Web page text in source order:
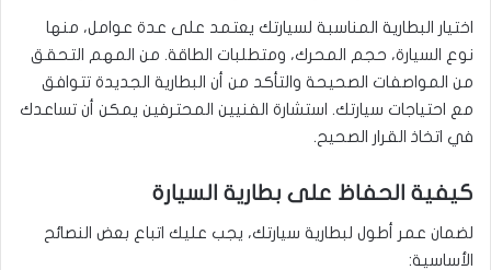
اختيار البطارية المناسبة لسيارتك يعتمد على عدة عوامل، منها
نوع السيارة، حجم المحرك، ومتطلبات الطاقة. من المهم التحقق
من المواصفات الصحيحة والتأكد من أن البطارية الجديدة تتوافق
مع احتياجات سيارتك. استشارة الفنيين المحترفين يمكن أن تساعدك
في اتخاذ القرار الصحيح.
كيفية الحفاظ على بطارية السيارة
لضمان عمر أطول لبطارية سيارتك، يجب عليك اتباع بعض النصائح
الأساسية: